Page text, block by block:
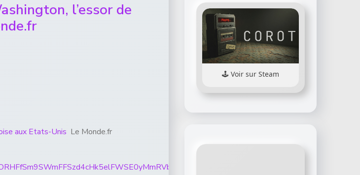
l’essor de
aux Etats-Unis Le Monde.fr
Voir sur Steam